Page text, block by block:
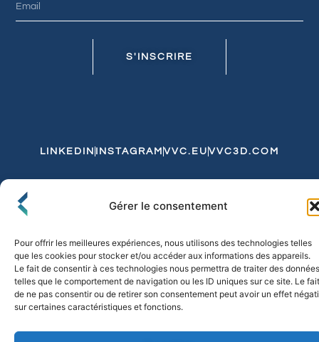
Gérer le consentement
Pour offrir les meilleures expériences, nous utilisons des technologies telles
que les cookies pour stocker et/ou accéder aux informations des appareils.
Le fait de consentir à ces technologies nous permettra de traiter des données
telles que le comportement de navigation ou les ID uniques sur ce site. Le fait
de ne pas consentir ou de retirer son consentement peut avoir un effet
sur certaines caractéristiques et fonctions.
S'INSCRIRE
LINKEDIN INSTAGRAM VVC.EU VVC3D.COM
Politique de Confidentialité et de CookiesExpédition et Livraison
© 2026 FLO & CO. All Rights Reserved